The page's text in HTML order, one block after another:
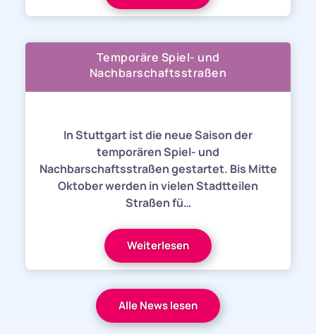
Temporäre Spiel- und
Nachbarschaftsstraßen
In Stuttgart ist die neue Saison der
temporären Spiel- und
Nachbarschaftsstraßen gestartet. Bis Mitte
Oktober werden in vielen Stadtteilen
Straßen fü…
Weiterlesen
Alle News lesen